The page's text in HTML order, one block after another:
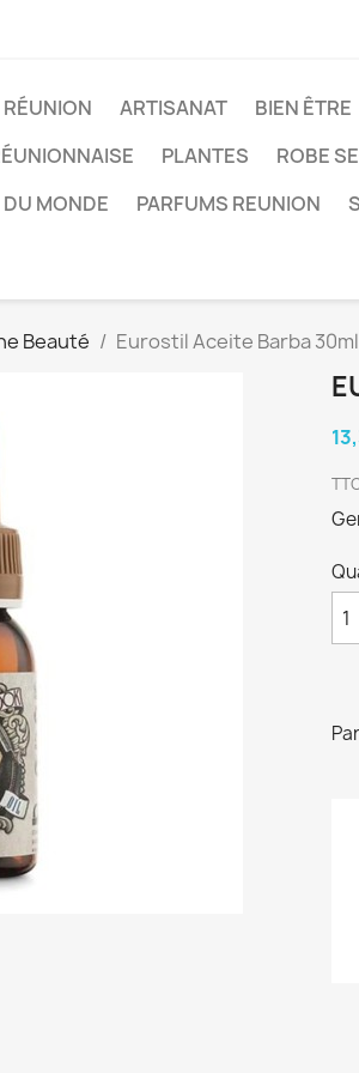
ARTISANAT BIEN ÊTRE
PLANTES ROBE
MONDE
PARFUMS REUNION
Beauté Eurostil Aceite Barba